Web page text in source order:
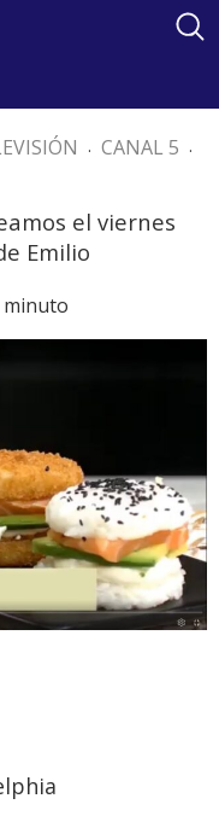
. CANAL 5 .
el viernes
Emilio
minuto